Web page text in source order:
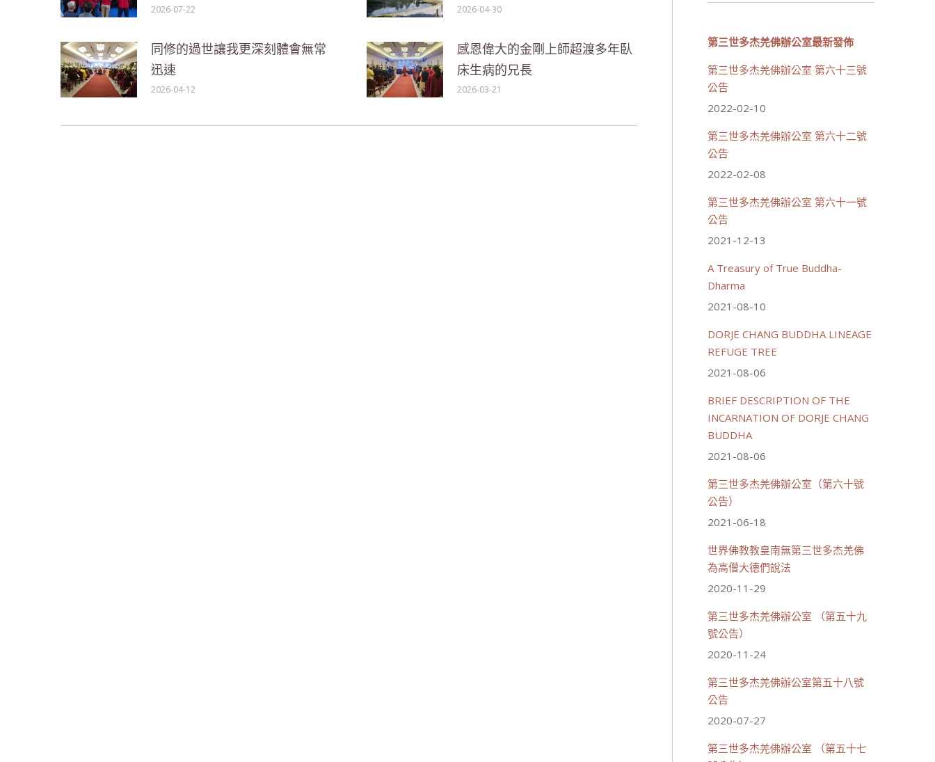
2026-07-22 2026-04-30
同修的過世讓我更深刻體會無常
迅速
2026-04-12
感恩偉大的金剛上師超渡多年臥
床生病的兄長
2026-03-21
分享
載入更多
第三世多杰羌佛辦公室最新發佈
第三世多杰羌佛辦公室 第六十三號
公告
2022-02-10
第三世多杰羌佛辦公室 第六十二號
公告
2022-02-08
第三世多杰羌佛辦公室 第六十一號
公告
2021-12-13
A Treasury of True Buddha-
Dharma
2021-08-10
DORJE CHANG BUDDHA LINEAGE
REFUGE TREE
2021-08-06
BRIEF DESCRIPTION OF THE
INCARNATION OF DORJE CHANG
BUDDHA
2021-08-06
第三世多杰羌佛辦公室（第六十號
公告）
2021-06-18
世界佛教教皇南無第三世多杰羌佛
為高僧大德們說法
2020-11-29
第三世多杰羌佛辦公室 （第五十九
號公告）
2020-11-24
第三世多杰羌佛辦公室第五十八號
公告
2020-07-27
第三世多杰羌佛辦公室 （第五十七